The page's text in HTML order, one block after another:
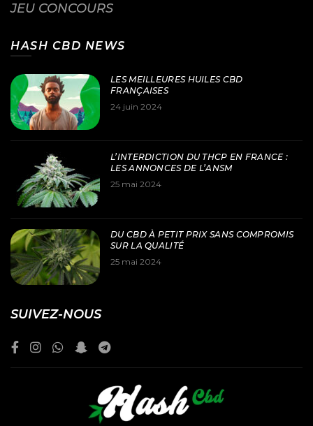
JEU CONCOURS
HASH CBD NEWS
LES MEILLEURES HUILES CBD
FRANÇAISES
24 juin 2024
L’INTERDICTION DU THCP EN FRANCE :
LES ANNONCES DE L’ANSM
25 mai 2024
DU CBD À PETIT PRIX SANS COMPROMIS
SUR LA QUALITÉ
25 mai 2024
SUIVEZ-NOUS